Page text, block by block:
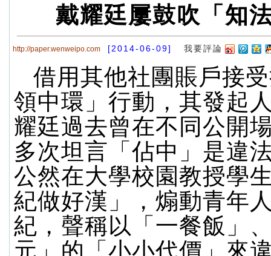
戴耀廷屢鼓吹「知
http://paper.wenweipo.com [2014-06-09] 我要評論
借用其他社團賬戶接
領中環」行動，其發起
耀廷過去曾在不同公開
多次坦言「佔中」是違
公然在大學校園教授學
紀做好漢」，煽動青年
紀，聲稱以「一餐飯」
元」的「小小代價」來